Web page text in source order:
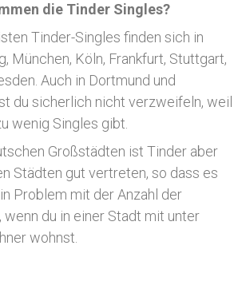
die Tinder Singles?
Tinder-Singles finden sich in
München, Köln, Frankfurt, Stuttgart,
Auch in Dortmund und
du sicherlich nicht verzweifeln, weil
wenig Singles gibt.
Großstädten ist Tinder aber
Städten gut vertreten, so dass es
Problem mit der Anzahl der
du in einer Stadt mit unter
wohnst.